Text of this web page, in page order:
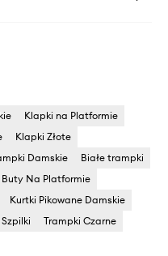
Klapki na Platformie
Klapki Złote
Damskie
Białe trampki
Buty Na Platformie
Kurtki Pikowane Damskie
Trampki Czarne